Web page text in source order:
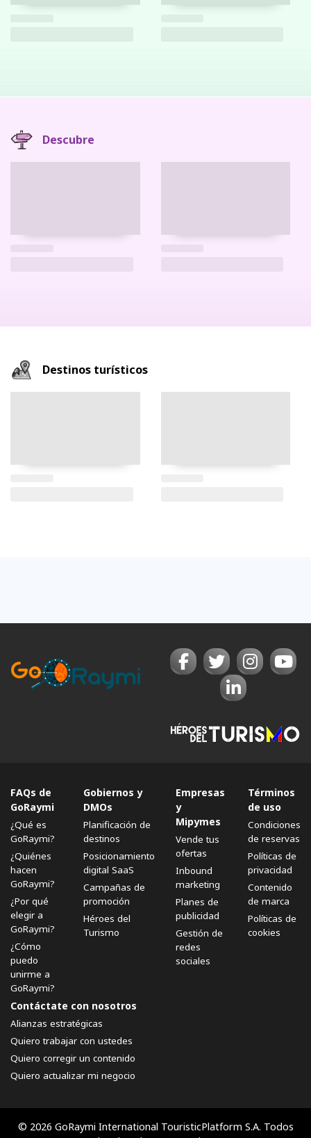
Descubre
Destinos turísticos
FAQs de
GoRaymi
¿Qué es
GoRaymi?
¿Quiénes
hacen
GoRaymi?
¿Por qué
elegir a
GoRaymi?
¿Cómo
puedo
unirme a
GoRaymi?
Gobiernos y
DMOs
Planificación de
destinos
Posicionamiento
digital SaaS
Campañas de
promoción
Héroes del
Turismo
Empresas
y
Mipymes
Vende tus
ofertas
Inbound
marketing
Planes de
publicidad
Gestión de
redes
sociales
Términos
de uso
Condiciones
de reservas
Políticas de
privacidad
Contenido
de marca
Políticas de
cookies
Contáctate con nosotros
Alianzas estratégicas
Quiero trabajar con ustedes
Quiero corregir un contenido
Quiero actualizar mi negocio
© 2026 GoRaymi International TouristicPlatform S.A. Todos